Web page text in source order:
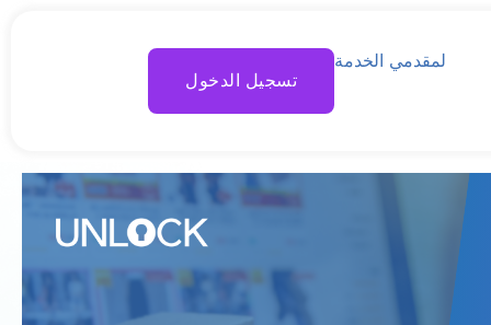
لمقدمي الخدمة
تسجيل الدخول